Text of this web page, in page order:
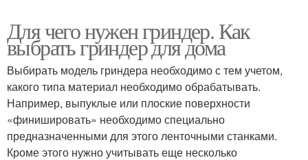
Для чего нужен гриндер. Как
выбрать гриндер для дома
Выбирать модель гриндера необходимо с тем учетом,
какого типа материал необходимо обрабатывать.
Например, выпуклые или плоские поверхности
«финишировать» необходимо специально
предназначенными для этого ленточными станками.
Кроме этого нужно учитывать еще несколько